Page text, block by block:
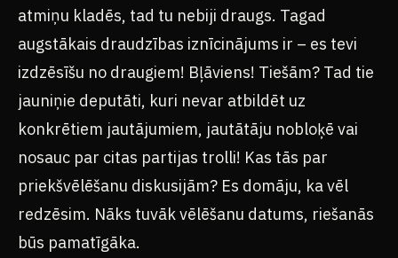
atmiņu kladēs, tad tu nebiji draugs. Tagad
augstākais draudzības iznīcinājums ir – es tevi
izdzēsīšu no draugiem! Bļāviens! Tiešām? Tad tie
jauniņie deputāti, kuri nevar atbildēt uz
konkrētiem jautājumiem, jautātāju nobloķē vai
nosauc par citas partijas trolli! Kas tās par
priekšvēlēšanu diskusijām? Es domāju, ka vēl
redzēsim. Nāks tuvāk vēlēšanu datums, riešanās
būs pamatīgāka.